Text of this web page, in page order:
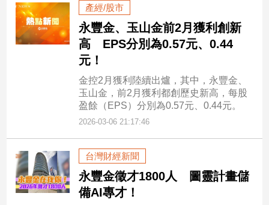
點】
產經/股市
永豐金、玉山金前2月獲利創新
高 EPS分別為0.57元、0.44
元！
金控2月獲利陸續出爐，其中，永豐金、
玉山金，前2月獲利都創歷史新高，每股
盈餘（EPS）分別為0.57元、0.44元。
2026-03-06 21:17:46
台灣財經新聞
永豐金徵才1800人 圖靈計畫儲
備AI專才！